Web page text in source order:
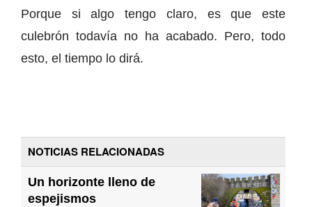
Porque si algo tengo claro, es que este
culebrón todavía no ha acabado. Pero, todo
esto, el tiempo lo dirá.
NOTICIAS RELACIONADAS
Un horizonte lleno de
espejismos